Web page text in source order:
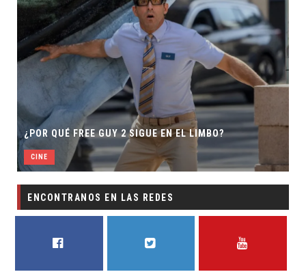
¿POR QUÉ FREE GUY 2 SIGUE EN EL LIMBO?
CINE
ENCONTRANOS EN LAS REDES